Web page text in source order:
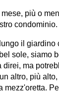
più o
condominio.
il
sole, siamo
ma
altro, più
mezz'oretta.